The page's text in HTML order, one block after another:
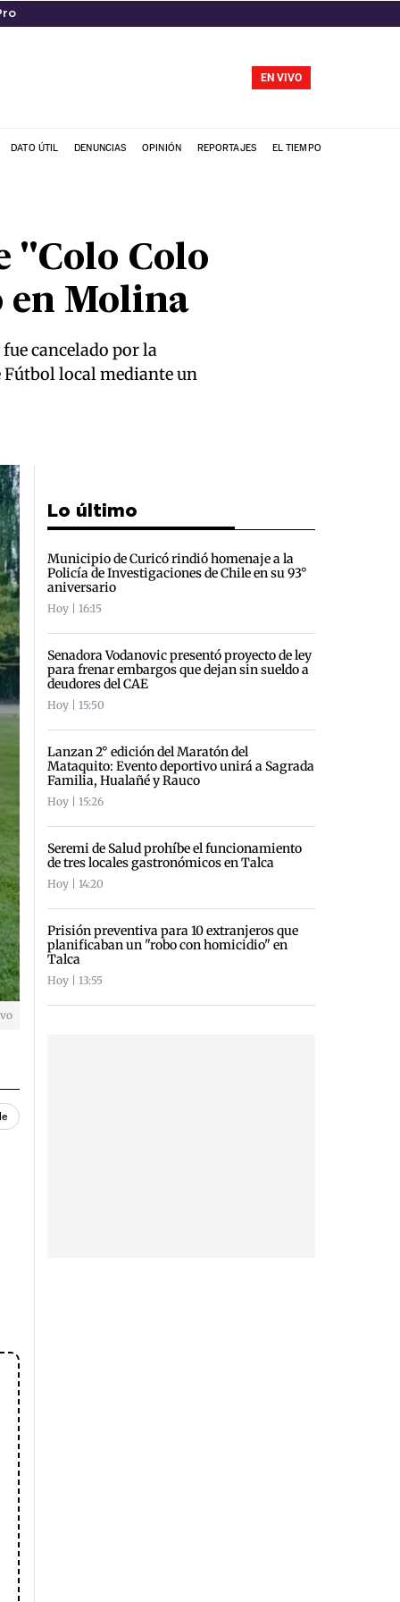
EN VIVO
DATO ÚTIL DENUNCIAS OPINIÓN REPORTAJES EL TIEMPO
"Colo Colo
en Molina
cancelado por la
Fútbol local mediante un
Lo último
Municipio de Curicó rindió homenaje a la
Policía de Investigaciones de Chile en su 93°
aniversario
Hoy | 16:15
Senadora Vodanovic presentó proyecto de ley
para frenar embargos que dejan sin sueldo a
deudores del CAE
Hoy | 15:50
Lanzan 2° edición del Maratón del
Mataquito: Evento deportivo unirá a Sagrada
Familia, Hualañé y Rauco
Hoy | 15:26
Seremi de Salud prohíbe el funcionamiento
de tres locales gastronómicos en Talca
Hoy | 14:20
Prisión preventiva para 10 extranjeros que
planificaban un "robo con homicidio" en
Talca
Hoy | 13:55